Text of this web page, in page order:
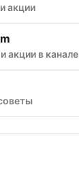
акции
акции в канале